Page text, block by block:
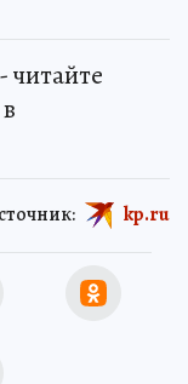
kp.ru